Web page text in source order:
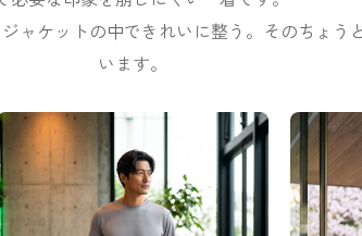
ャケットの中できれいに整う。そのちょう
います。